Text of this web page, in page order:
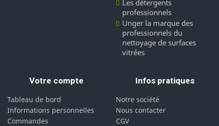
Les détergents
professionnels
Unger la marque des
professionnels du
nettoyage de surfaces
vitrées
Votre compte
Tableau de bord
Informations personnelles
Commandes
Infos pratiques
Notre société
Nous contacter
CGV